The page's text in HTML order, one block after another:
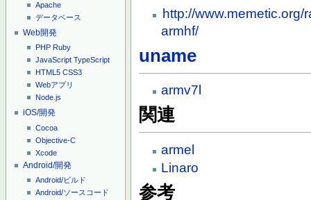
Apache
データベース
Web開発
PHP Ruby
JavaScript TypeScript
HTML5 CSS3
Webアプリ
Node.js
iOS/開発
Cocoa
Objective-C
Xcode
Android/開発
Android/ビルド
Android/ソースコード
http://
armhf/
uname
armv7l
関連
armel
Linaro
参考